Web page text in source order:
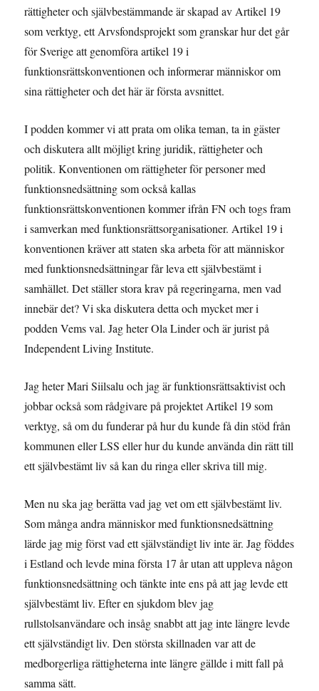
rättigheter och självbestämmande är skapad av Artikel 19
som verktyg, ett Arvsfondsprojekt som granskar hur det går
för Sverige att genomföra artikel 19 i
funktionsrättskonventionen och informerar människor om
sina rättigheter och det här är första avsnittet.
I podden kommer vi att prata om olika teman, ta in gäster
och diskutera allt möjligt kring juridik, rättigheter och
politik. Konventionen om rättigheter för personer med
funktionsnedsättning som också kallas
funktionsrättskonventionen kommer ifrån FN och togs fram
i samverkan med funktionsrättsorganisationer. Artikel 19 i
konventionen kräver att staten ska arbeta för att människor
med funktionsnedsättningar får leva ett självbestämt i
samhället. Det ställer stora krav på regeringarna, men vad
innebär det? Vi ska diskutera detta och mycket mer i
podden Vems val. Jag heter Ola Linder och är jurist på
Independent Living Institute.
Jag heter Mari Siilsalu och jag är funktionsrättsaktivist och
jobbar också som rådgivare på projektet Artikel 19 som
verktyg, så om du funderar på hur du kunde få din stöd från
kommunen eller LSS eller hur du kunde använda din rätt till
ett självbestämt liv så kan du ringa eller skriva till mig.
Men nu ska jag berätta vad jag vet om ett självbestämt liv.
Som många andra människor med funktionsnedsättning
lärde jag mig först vad ett självständigt liv inte är. Jag föddes
i Estland och levde mina första 17 år utan att uppleva någon
funktionsnedsättning och tänkte inte ens på att jag levde ett
självbestämt liv. Efter en sjukdom blev jag
rullstolsanvändare och insåg snabbt att jag inte längre levde
ett självständigt liv. Den största skillnaden var att de
medborgerliga rättigheterna inte längre gällde i mitt fall på
samma sätt.